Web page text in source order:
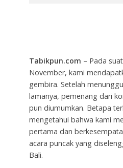
Tabikpun.com – Pada
November, kami
gembira. Setelah
lamanya, pemenang dari
pun diumumkan. Betapa
mengetahui bahwa kami
pertama dan
acara puncak yang
Bali.